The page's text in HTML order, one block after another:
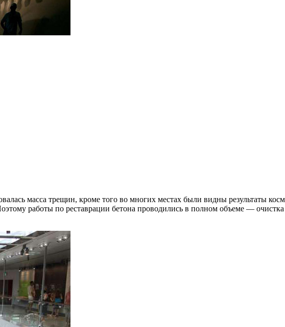
масса трещин, кроме того во многих местах были видны результаты
работы по реставрации бетона проводились в полном объеме —